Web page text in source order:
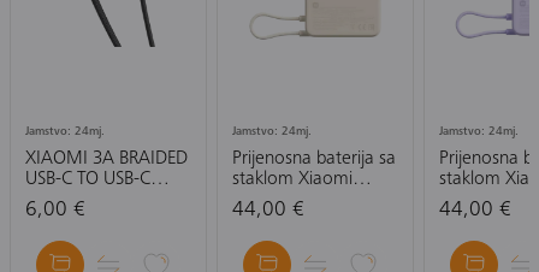
Jamstvo: 24mj.
XIAOMI 3A BRAIDED
USB-C TO USB-C
CABLE (10CM)-
KABEL
6,00 €
Jamstvo: 24mj.
Prijenosna baterija sa
staklom Xiaomi
Magnetic Power
Bank 10000 mAh
with Built-in Stand,
ljubičasta, bež
44,00 €
Jamstvo: 24mj.
Prijenosna
staklom
Magnetic
Bank 10000
with Built-in
ljubičasta
44,00 €